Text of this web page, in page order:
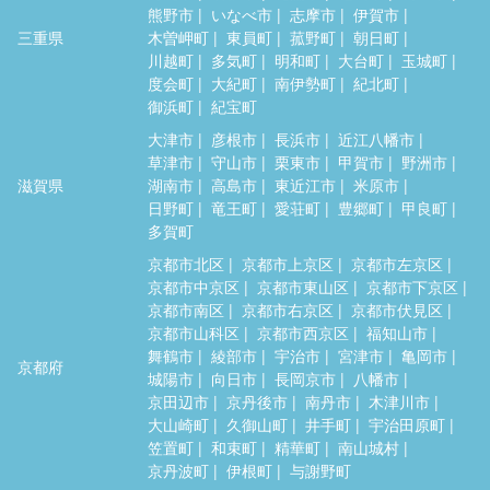
三重県
熊野市
いなべ市 志摩市
伊賀市
木曽岬町
東員町 菰野町
朝日町
川越町
多気町 明和町 大台町
玉城町
度会町
大紀町 南伊勢町
紀北町
御浜町
紀宝町
滋賀県
大津市 彦根市 長浜市
近江八幡市
草津市
守山市 栗東市 甲賀市
野洲市
湖南市
高島市 東近江市
米原市
日野町
竜王町 愛荘町 豊郷町
甲良町
多賀町
京都府
京都市北区 京都市上京区
京都市左京区
京都市中京区
京都市東山区
京都市下京区
京都市南区
京都市右京区
京都市伏見区
京都市山科区
京都市西京区
福知山市
舞鶴市
綾部市 宇治市 宮津市
亀岡市
城陽市
向日市 長岡京市
八幡市
京田辺市
京丹後市 南丹市
木津川市
大山崎町
久御山町 井手町
宇治田原町
笠置町
和束町 精華町
南山城村
京丹波町
伊根町 与謝野町